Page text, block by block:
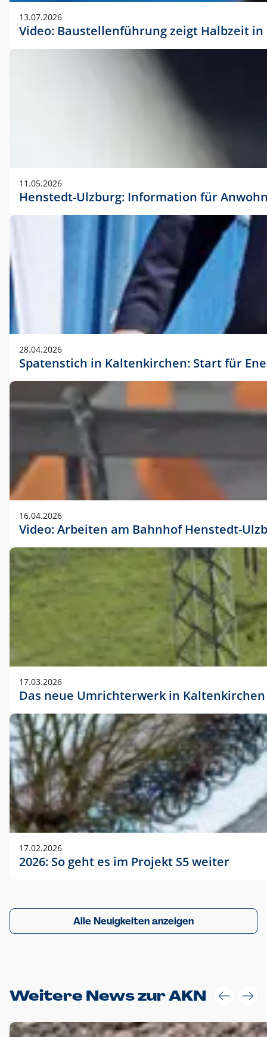
13.07.2026
Video: Baustellenführung zeigt Halbzeit
11.05.2026
Henstedt-Ulzburg: Information für
28.04.2026
Spatenstich in Kaltenkirchen: Start für
16.04.2026
Video: Arbeiten am Bahnhof Henstedt-
17.03.2026
Das neue Umrichterwerk in Kaltenkirchen
17.02.2026
2026: So geht es im Projekt S5 weiter
Alle Neuigkeiten anzeigen
Weitere News zur AKN